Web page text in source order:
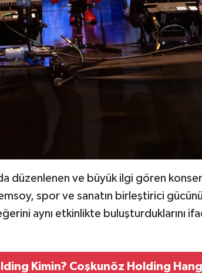
düzenlenen ve büyük ilgi gören
spor ve sanatın birleştirici gücünü
aynı etkinlikte buluşturduklarını
Kimin? Coşkunöz Holding